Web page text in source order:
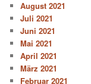
August 2021
Juli 2021
Juni 2021
Mai 2021
April 2021
März 2021
Februar 2021